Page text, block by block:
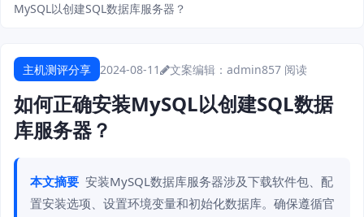
MySQL以创建SQL数据库服务器？
主机测评分享 2024-08-11 文案编辑：admin857 阅读
如何正确安装MySQL以创建SQL数据
库服务器？
本文摘要 安装MySQL数据库服务器涉及下载软件包、配
置安装选项、设置环境变量和初始化数据库。确保遵循官